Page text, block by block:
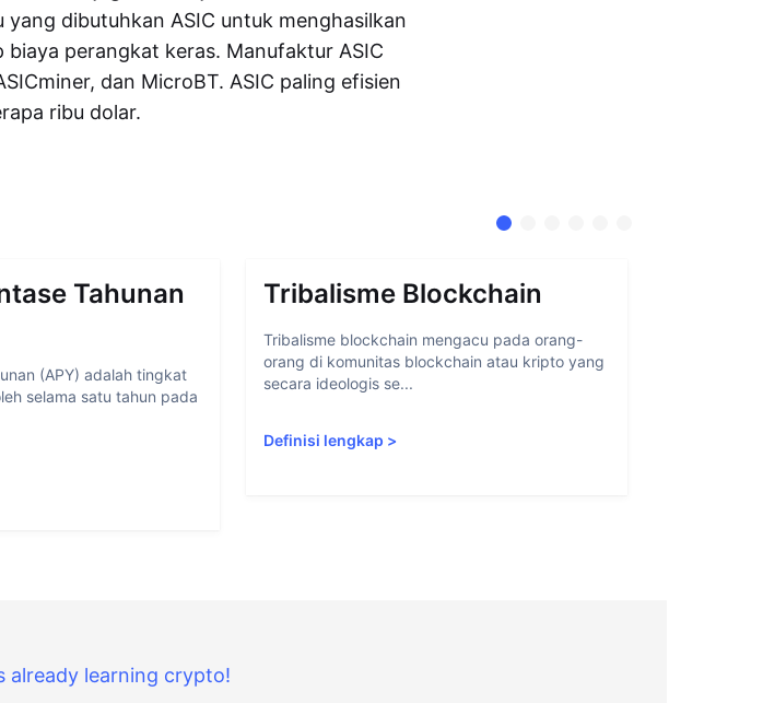
dibutuhkan ASIC untuk menghasilkan
perangkat keras. Manufaktur ASIC
dan MicroBT. ASIC paling efisien
ribu dolar.
Tahunan
(APY) adalah tingkat
selama satu tahun pada
Tribalisme Blockchain
Tribalisme blockchain mengacu pada orang-
orang di komunitas blockchain atau kripto yang
secara ideologis se...
Definisi lengkap >
already learning crypto!